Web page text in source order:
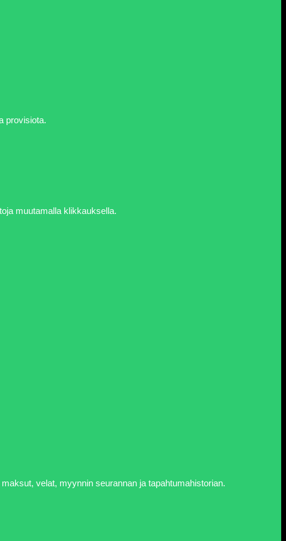
provisiota.
muutamalla klikkauksella.
velat, myynnin seurannan ja tapahtumahistorian.